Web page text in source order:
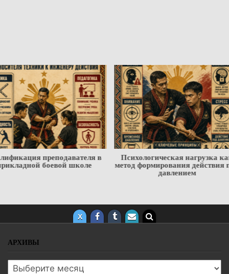
Психологическая нагрузка как
метод формирования действия под
Научный паспорт
искусства: от техники к
подготовки
АРХИВЫ
Архивы